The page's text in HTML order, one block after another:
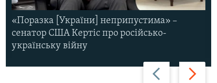
Назад Вперед
«Поразка [України] неприпустима» –
сенатор США Кертіс про російсько-
українську війну